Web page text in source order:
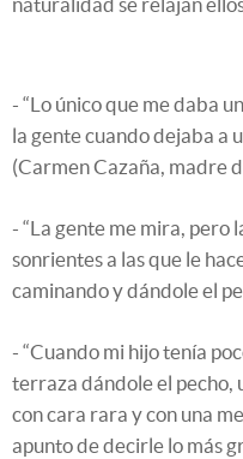
naturalidad se relajan
- “Lo único que me daba
la gente cuando dejaba a
(Carmen Cazaña, madre
- “La gente me mira, pero
sonrientes a las que le
caminando y dándole el
- “Cuando mi hijo tenía
terraza dándole el pecho,
con cara rara y con una
apunto de decirle lo más